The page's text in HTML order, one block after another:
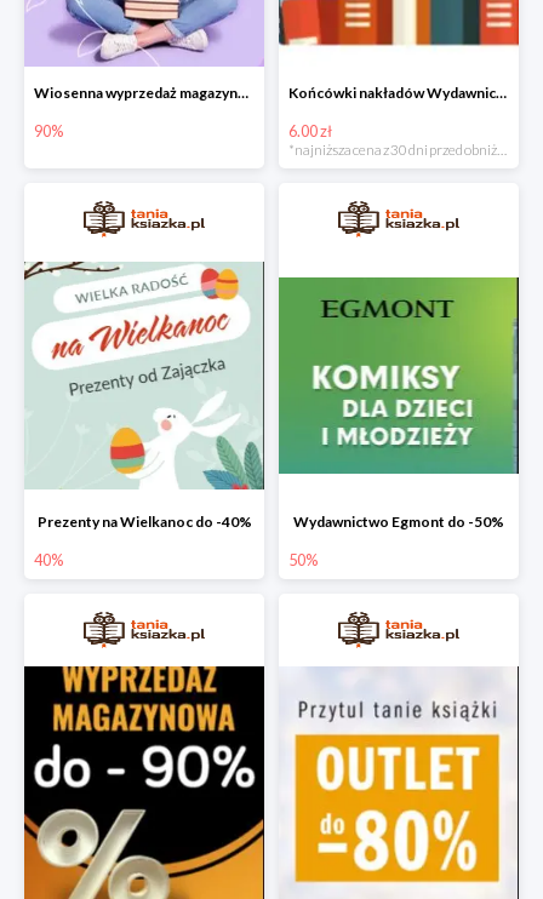
Wiosenna wyprzedaż magazynowa do -90%
90%
Końcówki nakładów Wydawnictwa Kobiecego od 6zł do 15zł
6.00 zł
*najniższa cena z 30 dni przed obniżką
Prezenty na Wielkanoc do -40%
40%
Wydawnictwo Egmont do -50%
50%